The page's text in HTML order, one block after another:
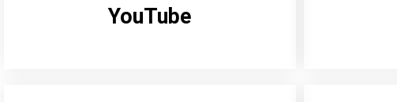
YouTube